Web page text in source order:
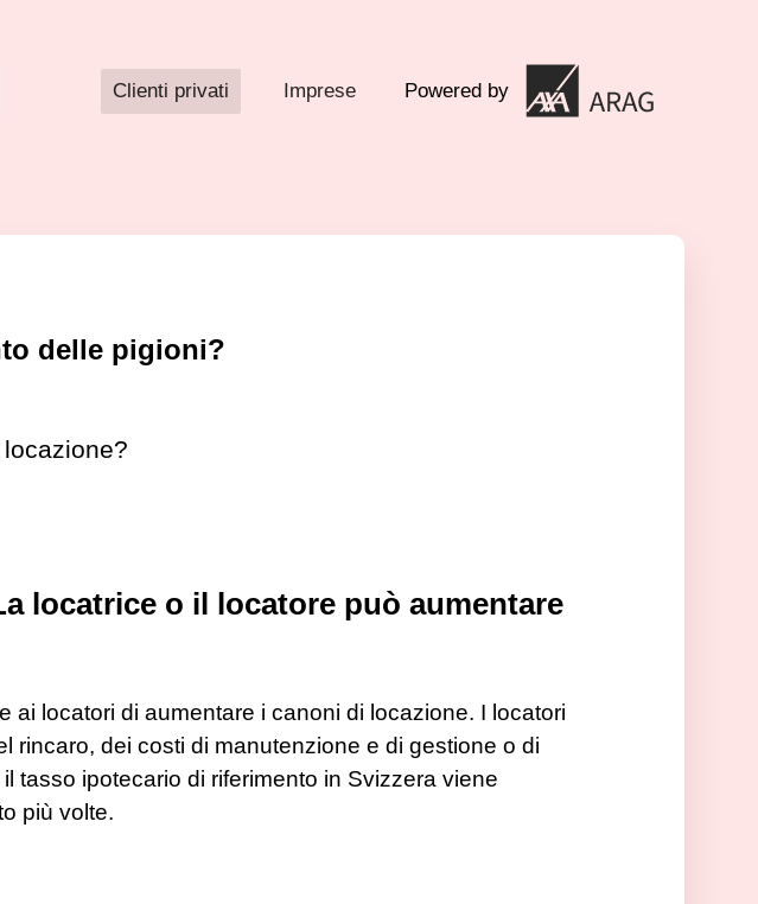
Clienti privati Imprese Powered by
delle pigioni?
locatrice o il locatore può aumentare
locatori di aumentare i canoni di locazione. I locatori
rincaro, dei costi di manutenzione e di gestione o di
tasso ipotecario di riferimento in Svizzera viene
più volte.